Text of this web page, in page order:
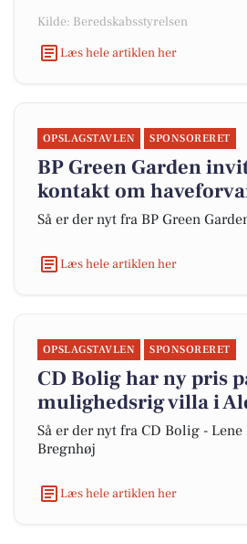
Kilde: Beredskabsstyrelsen
Læs hele artiklen her
OPSLAGSTAVLEN SPONSORERET
BP Green Garden
kontakt om
Så er der nyt fra BP Green
Læs hele artiklen her
OPSLAGSTAVLEN SPONSORERET
CD Bolig har ny pris
mulighedsrig villa i
Så er der nyt fra CD Bolig - Lene
Bregnhøj
Læs hele artiklen her